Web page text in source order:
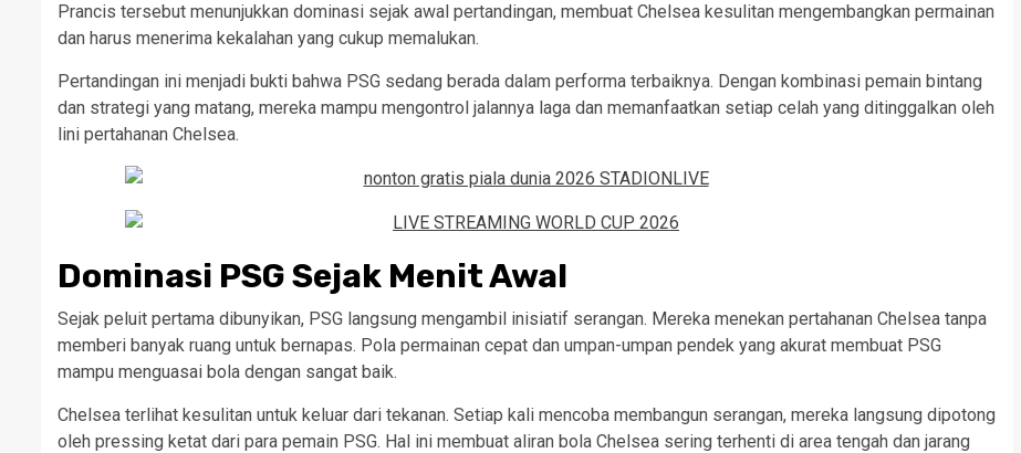
Prancis tersebut menunjukkan dominasi sejak awal pertandingan, membuat Chelsea kesulitan mengembangkan permainan
dan harus menerima kekalahan yang cukup memalukan.
Pertandingan ini menjadi bukti bahwa PSG sedang berada dalam performa terbaiknya. Dengan kombinasi pemain bintang
dan strategi yang matang, mereka mampu mengontrol jalannya laga dan memanfaatkan setiap celah yang ditinggalkan oleh
lini pertahanan Chelsea.
Dominasi PSG Sejak Menit Awal
Sejak peluit pertama dibunyikan, PSG langsung mengambil inisiatif serangan. Mereka menekan pertahanan Chelsea tanpa
memberi banyak ruang untuk bernapas. Pola permainan cepat dan umpan-umpan pendek yang akurat membuat PSG
mampu menguasai bola dengan sangat baik.
Chelsea terlihat kesulitan untuk keluar dari tekanan. Setiap kali mencoba membangun serangan, mereka langsung dipotong
oleh pressing ketat dari para pemain PSG. Hal ini membuat aliran bola Chelsea sering terhenti di area tengah dan jarang